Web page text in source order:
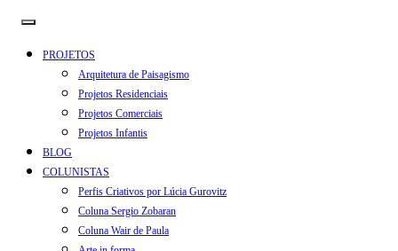
PROJETOS
Arquitetura de Paisagismo
Projetos Residenciais
Projetos Comerciais
Projetos Infantis
BLOG
COLUNISTAS
Perfis Criativos por Lúcia Gurovitz
Coluna Sergio Zobaran
Coluna Wair de Paula